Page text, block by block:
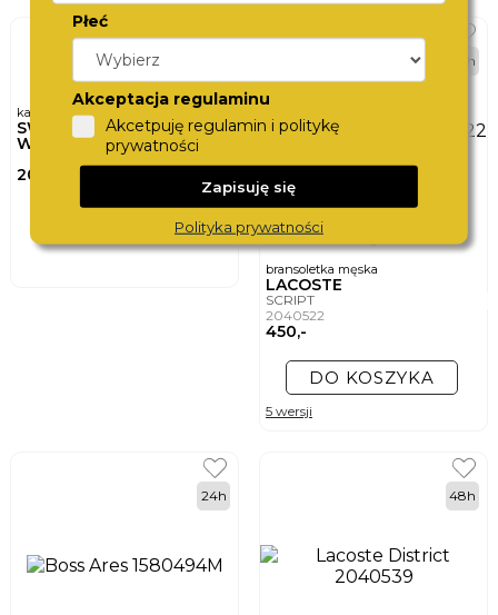
karta podarunkowa
SWISS
WATCHCARD
200,-
DO KOSZYKA
bransoletka męska
LACOSTE
SCRIPT
2040522
450,-
48h
DO KOSZYKA
5 wersji
24h 48h
Płeć
Akceptacja regulaminu
Akcetpuję regulamin i politykę
prywatności
Zapisuję się
Polityka prywatności